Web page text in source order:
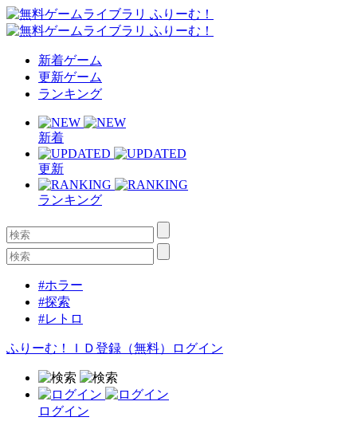
新着ゲーム
更新ゲーム
ランキング
新着
更新
ランキング
#ホラー
#探索
#レトロ
ふりーむ！ＩＤ登録（無料） ログイン
ログイン